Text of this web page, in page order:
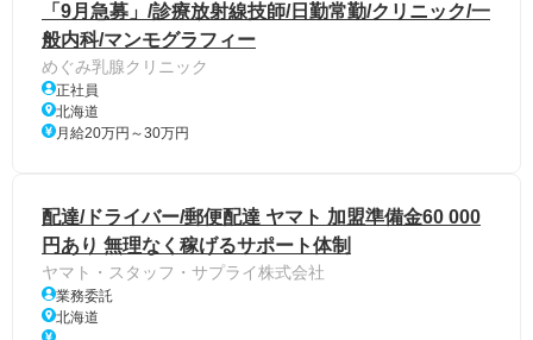
「9月急募」/診療放射線技師/日勤常勤/クリニック/一
般内科/マンモグラフィー
めぐみ乳腺クリニック
正社員
北海道
月給20万円～30万円
配達/ドライバー/郵便配達 ヤマト 加盟準備金60 000
円あり 無理なく稼げるサポート体制
ヤマト・スタッフ・サプライ株式会社
業務委託
北海道